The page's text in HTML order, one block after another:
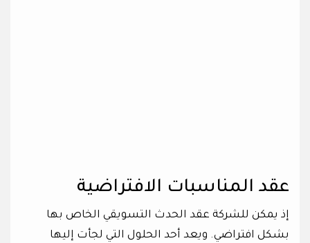
عقد المناسبات الافتراضية
إذ يمكن للشركة عقد الحدث التسويقي الخاص بها
بشكل افتراضي. ويعد أحد الحلول التي لجأت إليها